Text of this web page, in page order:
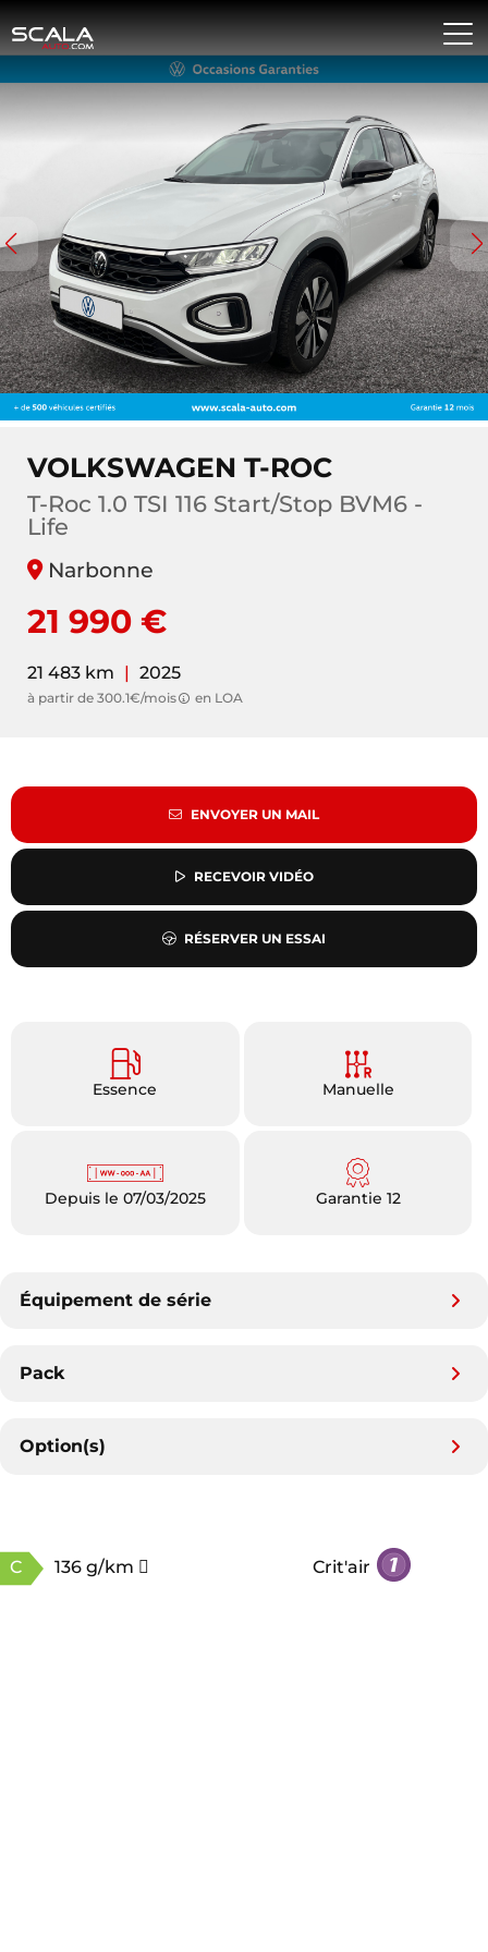
VOLKSWAGEN T-ROC
T-Roc 1.0 TSI 116 Start/Stop BVM6 -
Life
Narbonne
21 990 €
21 483 km | 2025
à partir de 300.1€/mois en LOA
ENVOYER UN MAIL
RECEVOIR VIDÉO
RÉSERVER UN ESSAI
Essence Manuelle
Depuis le 07/03/2025 Garantie 12
Équipement de série
Pack
Option(s)
C 136 g/km Crit'air